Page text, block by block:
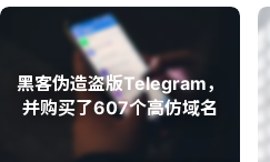
黑客伪造盗版Telegram，
并购买了607个高仿域名